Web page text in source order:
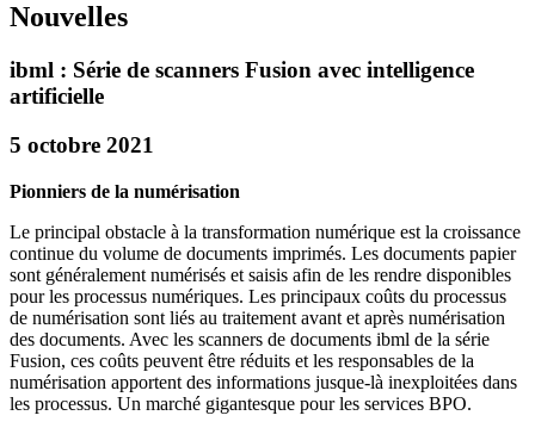
Nouvelles
ibml : Série de scanners Fusion avec intelligence
artificielle
5 octobre 2021
Pionniers de la numérisation
Le principal obstacle à la transformation numérique est la croissance
continue du volume de documents imprimés. Les documents papier
sont généralement numérisés et saisis afin de les rendre disponibles
pour les processus numériques. Les principaux coûts du processus
de numérisation sont liés au traitement avant et après numérisation
des documents. Avec les scanners de documents ibml de la série
Fusion, ces coûts peuvent être réduits et les responsables de la
numérisation apportent des informations jusque-là inexploitées dans
les processus. Un marché gigantesque pour les services BPO.